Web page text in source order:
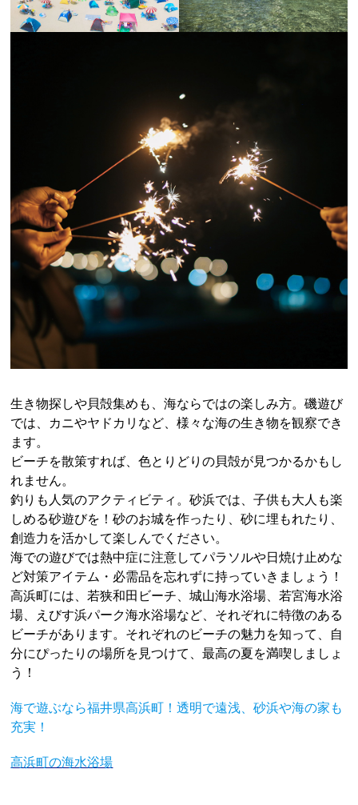
生き物探しや貝殻集めも、海ならではの楽しみ方。磯遊び
では、カニやヤドカリなど、様々な海の生き物を観察でき
ます。
ビーチを散策すれば、色とりどりの貝殻が見つかるかもし
れません。
釣りも人気のアクティビティ。砂浜では、子供も大人も楽
しめる砂遊びを！砂のお城を作ったり、砂に埋もれたり、
創造力を活かして楽しんでください。
海での遊びでは熱中症に注意してパラソルや日焼け止めな
ど対策アイテム・必需品を忘れずに持っていきましょう！
高浜町には、若狭和田ビーチ、城山海水浴場、若宮海水浴
場、えびす浜パーク海水浴場など、それぞれに特徴のある
ビーチがあります。それぞれのビーチの魅力を知って、自
分にぴったりの場所を見つけて、最高の夏を満喫しましょ
う！
海で遊ぶなら福井県高浜町！透明で遠浅、砂浜や海の家も
充実！
高浜町の海水浴場